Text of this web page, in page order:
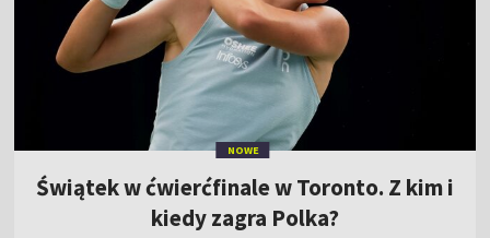
NOWE
Świątek w ćwierćfinale w Toronto. Z kim i
kiedy zagra Polka?